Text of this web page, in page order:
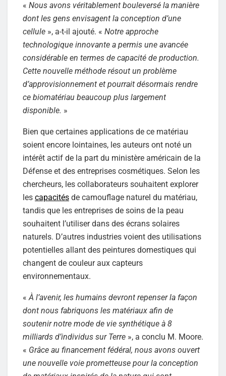
« Nous avons véritablement bouleversé la manière
dont les gens envisagent la conception d’une
cellule », a-t-il ajouté. « Notre approche
technologique innovante a permis une avancée
considérable en termes de capacité de production.
Cette nouvelle méthode résout un problème
d’approvisionnement et pourrait désormais rendre
ce biomatériau beaucoup plus largement
disponible. »
Bien que certaines applications de ce matériau
soient encore lointaines, les auteurs ont noté un
intérêt actif de la part du ministère américain de la
Défense et des entreprises cosmétiques. Selon les
chercheurs, les collaborateurs souhaitent explorer
les capacités de camouflage naturel du matériau,
tandis que les entreprises de soins de la peau
souhaitent l’utiliser dans des écrans solaires
naturels. D’autres industries voient des utilisations
potentielles allant des peintures domestiques qui
changent de couleur aux capteurs
environnementaux.
«À l’avenir, les humains devront repenser la façon
dont nous fabriquons les matériaux afin de
soutenir notre mode de vie synthétique à 8
milliards d’individus sur Terre », a conclu M. Moore.
« Grâce au financement fédéral, nous avons ouvert
une nouvelle voie prometteuse pour la conception